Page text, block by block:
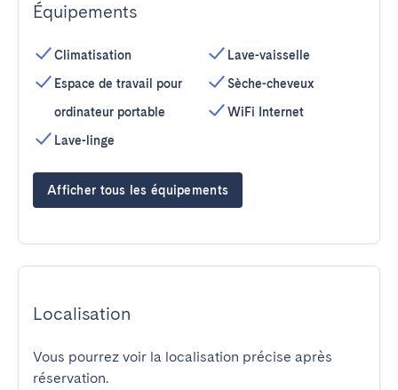
Équipements
Climatisation
Espace de travail pour
ordinateur portable
Lave-linge
Lave-vaisselle
Sèche-cheveux
WiFi Internet
Afficher tous les équipements
Localisation
Vous pourrez voir la localisation précise après
réservation.